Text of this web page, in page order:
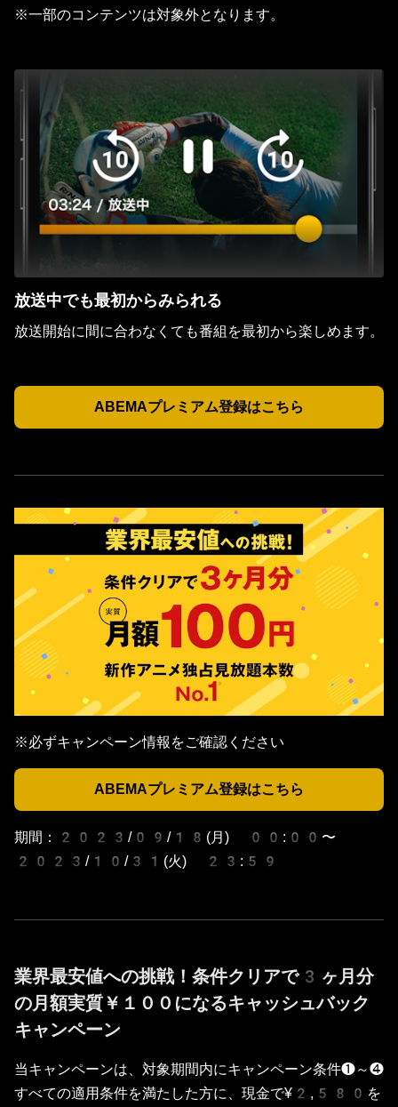
※一部のコンテンツは対象外となります。
放送中でも最初からみられる
放送開始に間に合わなくても番組を最初から楽しめます。
ABEMAプレミアム登録はこちら
※必ずキャンペーン情報をご確認ください
ABEMAプレミアム登録はこちら
期間：2023/09/18(月) 00:00〜
2023/10/31(火) 23:59
業界最安値への挑戦！条件クリアで3ヶ月分
の月額実質￥１００になるキャッシュバック
キャンペーン
当キャンペーンは、対象期間内にキャンペーン条件❶～❹
すべての適用条件を満たした方に、現金で¥2,580を